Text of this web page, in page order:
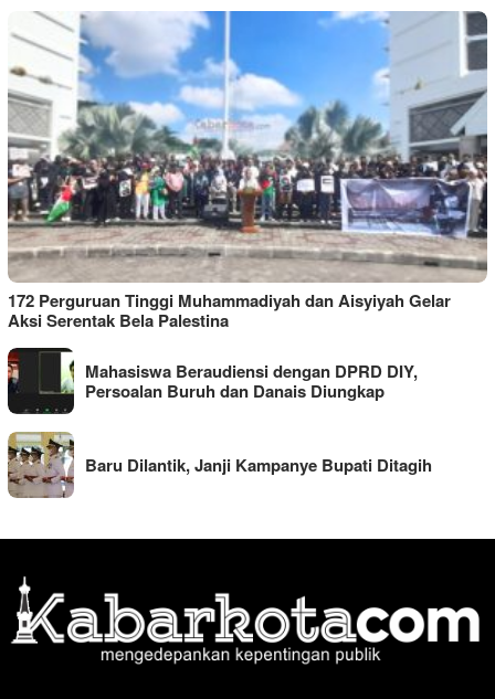
172 Perguruan Tinggi Muhammadiyah dan Aisyiyah Gelar
Aksi Serentak Bela Palestina
Mahasiswa Beraudiensi dengan DPRD DIY,
Persoalan Buruh dan Danais Diungkap
Baru Dilantik, Janji Kampanye Bupati Ditagih